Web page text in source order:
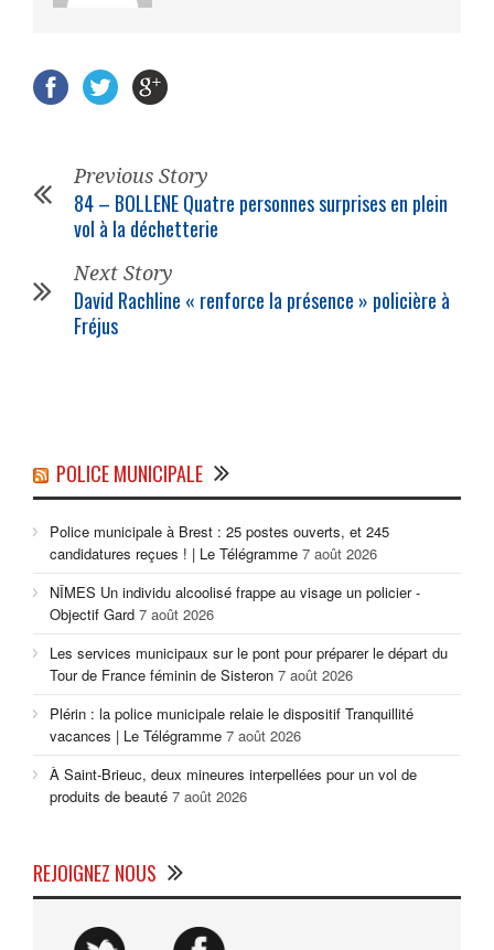
Previous Story
84 – BOLLENE Quatre personnes surprises en plein
vol à la déchetterie
Next Story
David Rachline « renforce la présence » policière à
Fréjus
POLICE MUNICIPALE
Police municipale à Brest : 25 postes ouverts, et 245
candidatures reçues ! | Le Télégramme 7 août 2026
NÎMES Un individu alcoolisé frappe au visage un policier -
Objectif Gard 7 août 2026
Les services municipaux sur le pont pour préparer le départ du
Tour de France féminin de Sisteron 7 août 2026
Plérin : la police municipale relaie le dispositif Tranquillité
vacances | Le Télégramme 7 août 2026
À Saint-Brieuc, deux mineures interpellées pour un vol de
produits de beauté 7 août 2026
REJOIGNEZ NOUS